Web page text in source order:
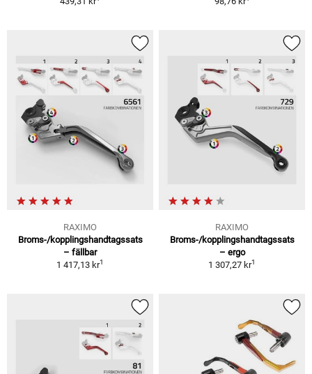
RAXIMO
Broms-/kopplingshandtagssats
– fällbar
1 417,13 kr1
RAXIMO
Broms-/kopplingshandtagssats
– ergo
1 307,27 kr1